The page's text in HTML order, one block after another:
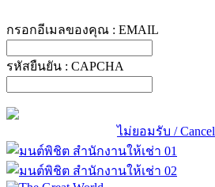
กรอกอีเมลของคุณ : EMAIL
รหัสยืนยัน : CAPCHA
ไม่ยอมรับ / Cancel